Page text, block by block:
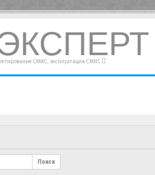
СМИС, эксплуатация СМИС
Поиск